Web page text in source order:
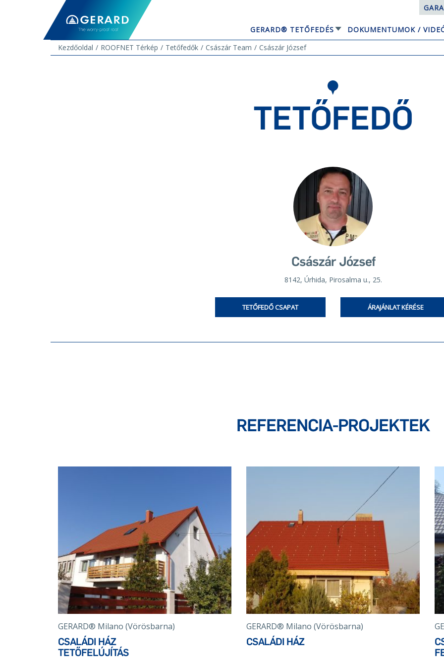
GERARD® TETŐFEDÉS DOKUMENTUMOK /
Kezdőoldal
ROOFNET Térkép Tetőfedők Császár Team Császár József
TETŐFEDŐ
Császár József
8142, Úrhida, Pirosalma u., 25.
TETŐFEDŐ CSAPAT ÁRAJÁNLAT KÉRÉSE
REFERENCIA-PROJEKTEK
GERARD® Milano (Vörösbarna)
CSALÁDI HÁZ
TETŐFELÚJÍTÁS
GERARD® Milano (Vörösbarna)
CSALÁDI HÁZ